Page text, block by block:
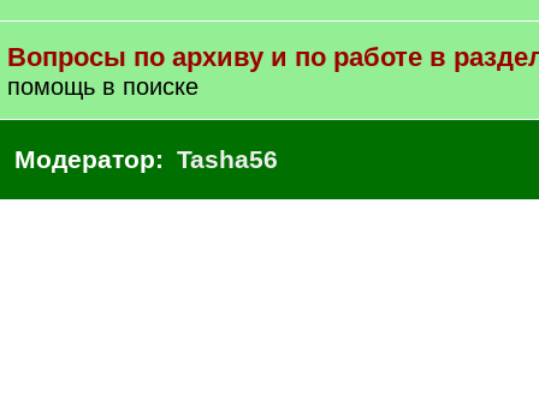
Вопросы по архиву и по работе в
помощь в поиске
Модератор: Tasha56